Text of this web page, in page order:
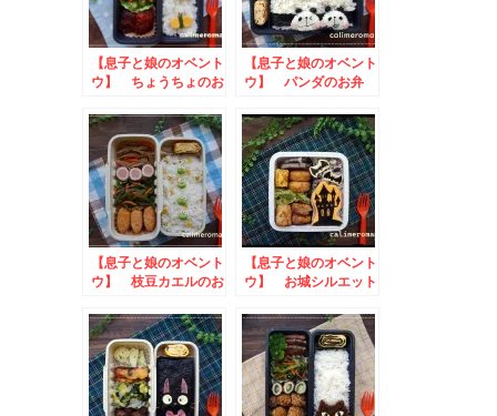
【息子と娘のオベント
ウ】 ちょうちょのお
【息子と娘のオベント
ウ】 パンダのお弁
【息子と娘のオベント
ウ】 枝豆カエルのお
噌・味噌ハンバーグを
作ってみようキャンペ
ーン
【息子と娘のオベント
ウ】 お城シルエット